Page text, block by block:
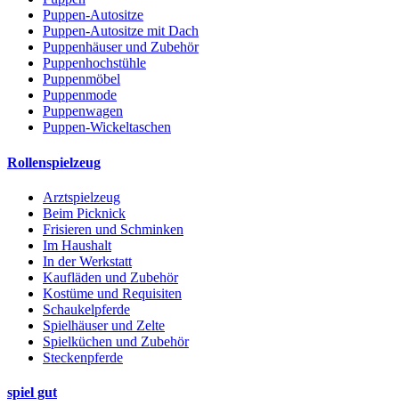
Puppen-Autositze
Puppen-Autositze mit Dach
Puppenhäuser und Zubehör
Puppenhochstühle
Puppenmöbel
Puppenmode
Puppenwagen
Puppen-Wickeltaschen
Rollenspielzeug
Arztspielzeug
Beim Picknick
Frisieren und Schminken
Im Haushalt
In der Werkstatt
Kaufläden und Zubehör
Kostüme und Requisiten
Schaukelpferde
Spielhäuser und Zelte
Spielküchen und Zubehör
Steckenpferde
spiel gut